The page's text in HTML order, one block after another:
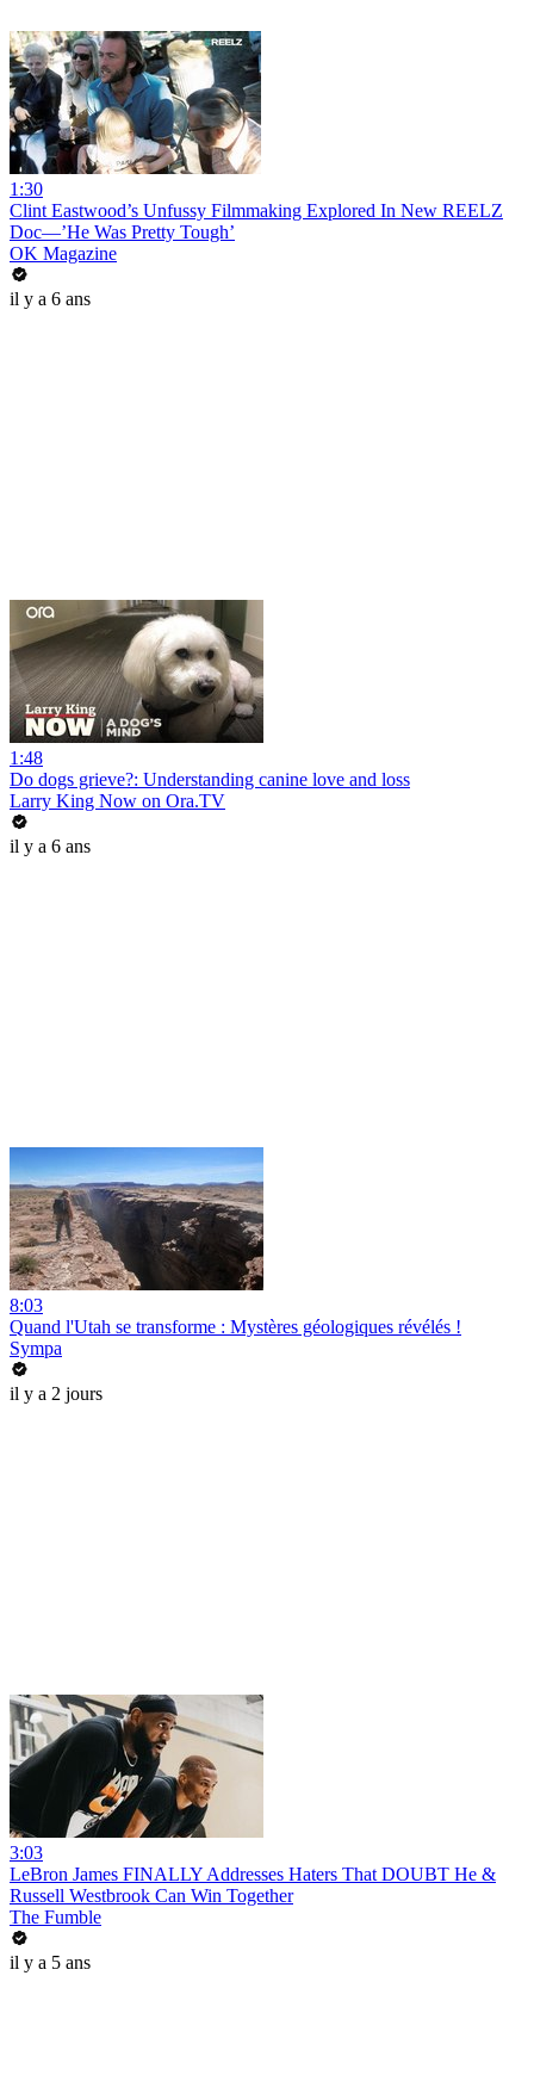
1:30
Clint Eastwood’s Unfussy Filmmaking Explored In New REELZ
Doc—’He Was Pretty Tough’
OK Magazine
il y a 6 ans
1:48
Do dogs grieve?: Understanding canine love and loss
Larry King Now on Ora.TV
il y a 6 ans
8:03
Quand l'Utah se transforme : Mystères géologiques révélés !
Sympa
il y a 2 jours
3:03
LeBron James FINALLY Addresses Haters That DOUBT He &
Russell Westbrook Can Win Together
The Fumble
il y a 5 ans